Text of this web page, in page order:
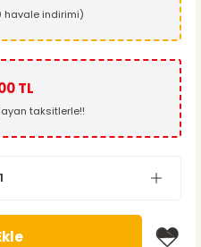
havale indirimi)
TL
taksitlerle!!